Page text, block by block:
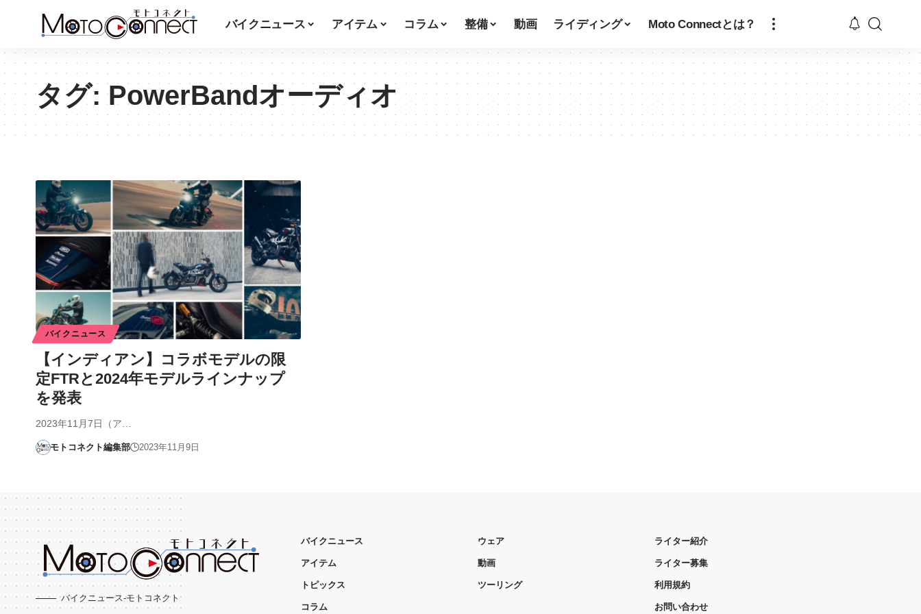
バイクニュース アイテム コラム 整備 動画 ライディング Moto Connectとは？
タグ:PowerBandオーディオ
バイクニュース
【インディアン】コラボモデルの限
定FTRと2024年モデルラインナップ
を発表
2023年11月7日（ア…
モトコネクト編集部 2023年11月9日
バイクニュース-モトコネクト
バイクニュース
アイテム
トピックス
コラム
ウェア
動画
ツーリング
ライター紹介
ライター募集
利用規約
お問い合わせ